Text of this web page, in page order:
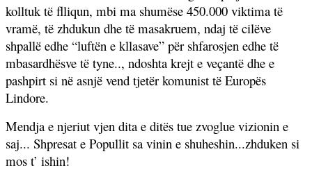
kolltuk të flliqun, mbi ma shumëse 450.000 viktima të
vramë, të zhdukun dhe të masakruem, ndaj të cilëve
shpallë edhe “luftën e kllasave” për shfarosjen edhe të
mbasardhësve të tyne.., ndoshta krejt e veçantë dhe e
pashpirt si në asnjë vend tjetër komunist të Europës
Lindore.
Mendja e njeriut vjen dita e ditës tue zvoglue vizionin e
saj... Shpresat e Popullit sa vinin e shuheshin...zhduken si
mos t’ ishin!